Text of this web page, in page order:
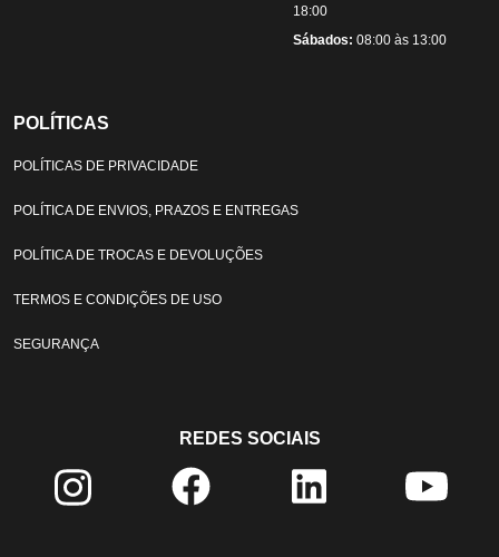
18:00
Sábados: 08:00 às 13:00
POLÍTICAS
POLÍTICAS DE PRIVACIDADE
POLÍTICA DE ENVIOS, PRAZOS E ENTREGAS
POLÍTICA DE TROCAS E DEVOLUÇÕES
TERMOS E CONDIÇÕES DE USO
SEGURANÇA
REDES SOCIAIS